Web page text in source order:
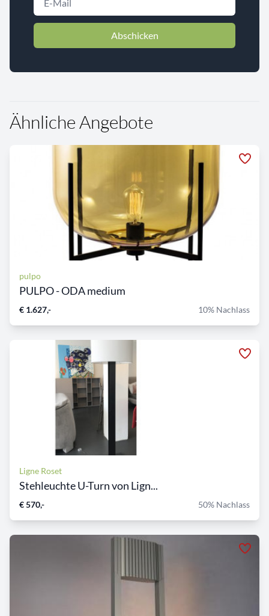
Abschicken
Ähnliche Angebote
pulpo
PULPO - ODA medium
€ 1.627,- 10% Nachlass
Ligne Roset
Stehleuchte U-Turn von Lign...
€ 570,- 50% Nachlass